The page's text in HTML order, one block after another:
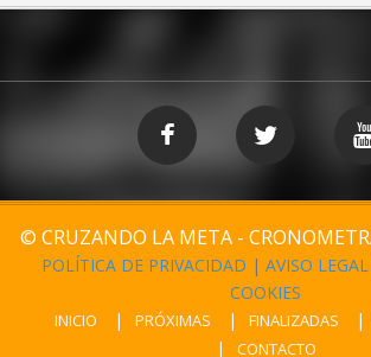
© CRUZANDO LA META -
POLÍTICA DE PRIVACIDAD | AVISO LEGAL
COOKIES
INICIO PRÓXIMAS FINALIZADAS
CONTACTO